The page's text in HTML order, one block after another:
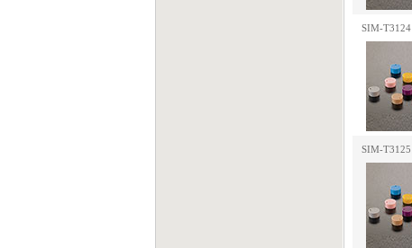
SIM-T3124
SIM-T3125